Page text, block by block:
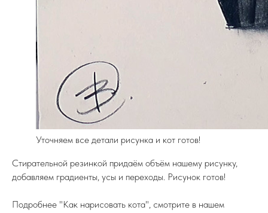
Уточняем все детали рисунка и кот готов!
Стирательной резинкой придаём объём нашему рисунку,
добавляем градиенты, усы и переходы. Рисунок готов!
Подробнее "Как нарисовать кота", смотрите в нашем